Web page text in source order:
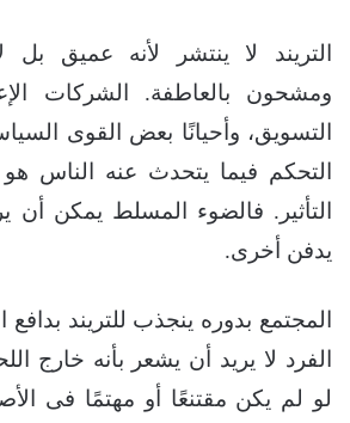
التريند لا ينتشر لأنه عميق بل
ومشحون بالعاطفة. الشركات
التسويق، وأحيانًا بعض القوى
التحكم فيما يتحدث عنه الناس
التأثير. فالضوء المسلط يمكن أن
يدفن أخرى.
المجتمع بدوره ينجذب للتريند بدافع
الفرد لا يريد أن يشعر بأنه خارج
لو لم يكن مقتنعًا أو مهتمًا فى